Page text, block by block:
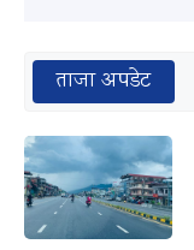
ताजा अपडेट